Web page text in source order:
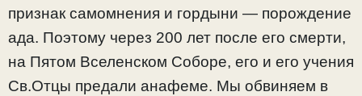
признак самомнения и гордыни — порождение
ада. Поэтому через 200 лет после его смерти,
на Пятом Вселенском Соборе, его и его учения
Св.Отцы предали анафеме. Мы обвиняем в